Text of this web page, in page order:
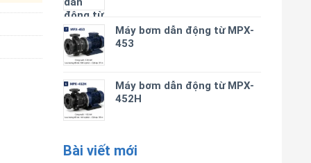
Máy bơm dẫn động từ MPX-
453
Máy bơm dẫn động từ MPX-
452H
Bài viết mới